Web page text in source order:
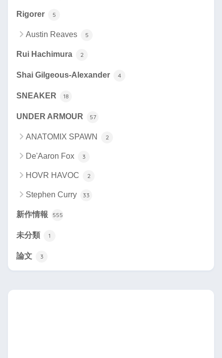
Rigorer 5
Austin Reaves 5
Rui Hachimura 2
Shai Gilgeous-Alexander 4
SNEAKER 18
UNDER ARMOUR 57
ANATOMIX SPAWN 2
De'Aaron Fox 3
HOVR HAVOC 2
Stephen Curry 33
新作情報 555
未分類 1
論文 3